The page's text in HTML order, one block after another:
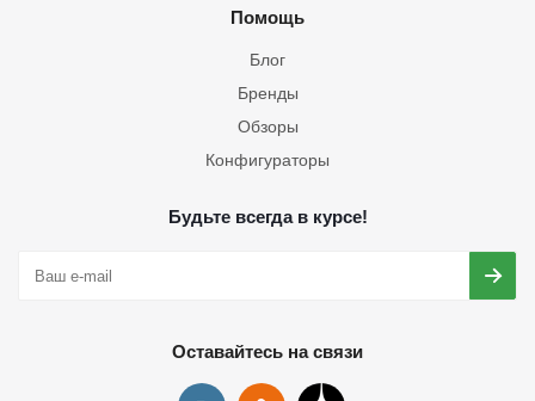
Помощь
Блог
Бренды
Обзоры
Конфигураторы
Будьте всегда в курсе!
Оставайтесь на связи